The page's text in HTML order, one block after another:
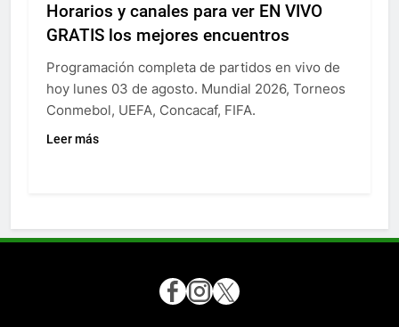
Horarios y canales para ver EN VIVO
GRATIS los mejores encuentros
Programación completa de partidos en vivo de
hoy lunes 03 de agosto. Mundial 2026, Torneos
Conmebol, UEFA, Concacaf, FIFA.
Leer más